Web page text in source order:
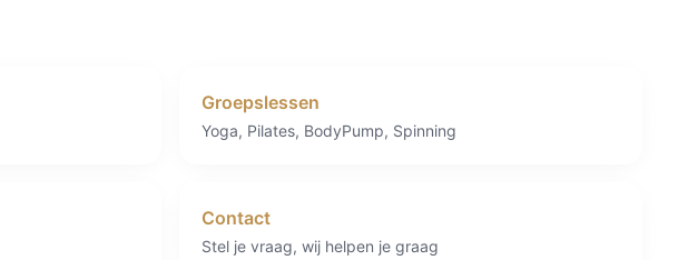
Groepslessen
Yoga, Pilates, BodyPump, Spinning
Contact
Stel je vraag, wij helpen je graag